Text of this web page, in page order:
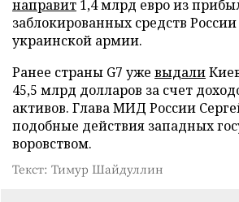
направит 1,4 млрд евро из
заблокированных средств
украинской армии.
Ранее страны G7 уже выдали
45,5 млрд долларов за счет
активов. Глава МИД России
подобные действия западных
воровством.
Текст: Тимур Шайдуллин